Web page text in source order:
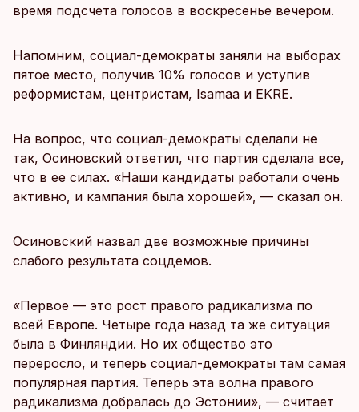
время подсчета голосов в воскресенье вечером.
Напомним, социал-демократы заняли на выборах
пятое место, получив 10% голосов и уступив
реформистам, центристам, Isamaa и EKRE.
На вопрос, что социал-демократы сделали не
так, Осиновский ответил, что партия сделала все,
что в ее силах. «Наши кандидаты работали очень
активно, и кампания была хорошей», — сказал он.
Осиновский назвал две возможные причины
слабого результата соцдемов.
«Первое — это рост правого радикализма по
всей Европе. Четыре года назад та же ситуация
была в Финляндии. Но их общество это
переросло, и теперь социал-демократы там самая
популярная партия. Теперь эта волна правого
радикализма добралась до Эстонии», — считает